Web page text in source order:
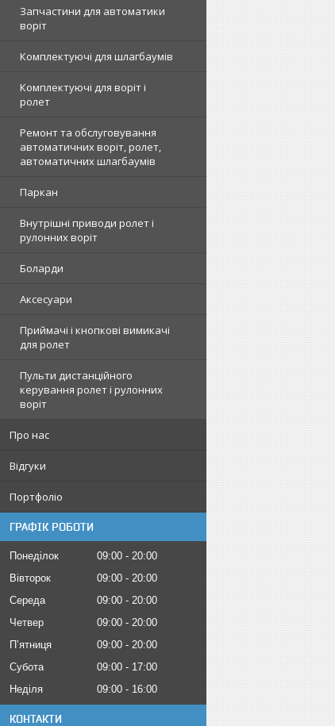
Запчастини для автоматики
воріт
Комплектуючі для шлагбаумів
Комплектуючі для воріт і
ролет
Ремонт та обслуговування
автоматичних воріт, ролет,
автоматичних шлагбаумів
Паркан
Внутрішні приводи ролет і
рулонних воріт
Боларди
Аксесуари
Приймачі і кнопкові вимикачі
для ролет
Пульти дистанційного
керування ролет і рулонних
воріт
Про нас
Відгуки
Портфоліо
ГРАФІК РОБОТИ
Понеділок 09:00
20:00
Вівторок
09:00
20:00
Середа
09:00
20:00
Четвер
09:00
20:00
Пʼятниця
09:00
20:00
Субота
09:00
17:00
Неділя
09:00 16:00
КОНТАКТИ